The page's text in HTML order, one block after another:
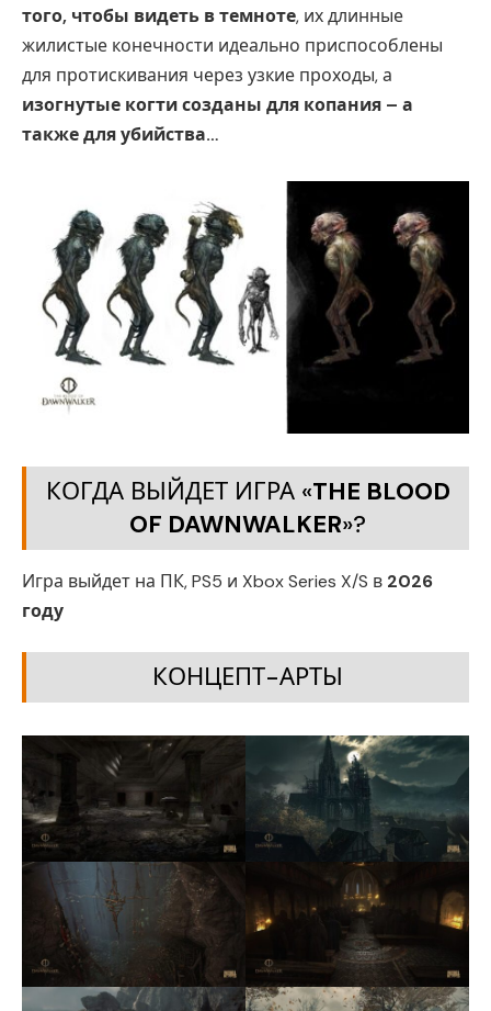
того, чтобы видеть в темноте, их длинные
жилистые конечности идеально приспособлены
для протискивания через узкие проходы, а
изогнутые когти созданы для копания – а
также для убийства…
КОГДА ВЫЙДЕТ ИГРА «THE BLOOD
OF DAWNWALKER»?
Игра выйдет на ПК, PS5 и Xbox Series X/S в 2026
году
КОНЦЕПТ-АРТЫ